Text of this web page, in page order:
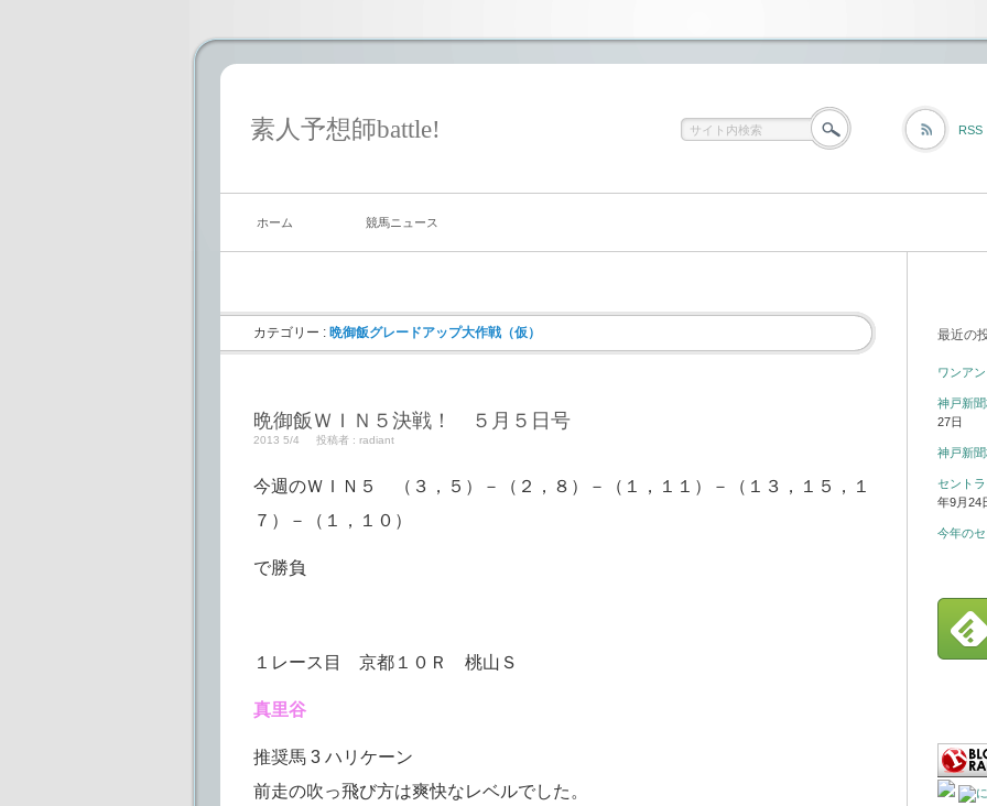
素人予想師battle! RSS
ホーム 競馬ニュース
カテゴリー : 晩御飯グレードアップ大作戦（仮）
晩御飯ＷＩＮ５決戦！ ５月５日号
2013 5/4 投稿者 : radiant
今週のＷＩＮ５ （３，５）－（２，８）－（１，１１）－（１３，１５，１
７）－（１，１０）
で勝負
１レース目 京都１０Ｒ 桃山Ｓ
真里谷
推奨馬 3 ハリケーン
前走の吹っ飛び方は爽快なレベルでした。
最近の
ワンア
神戸新
27日
神戸新
セント
年9月24
今年の